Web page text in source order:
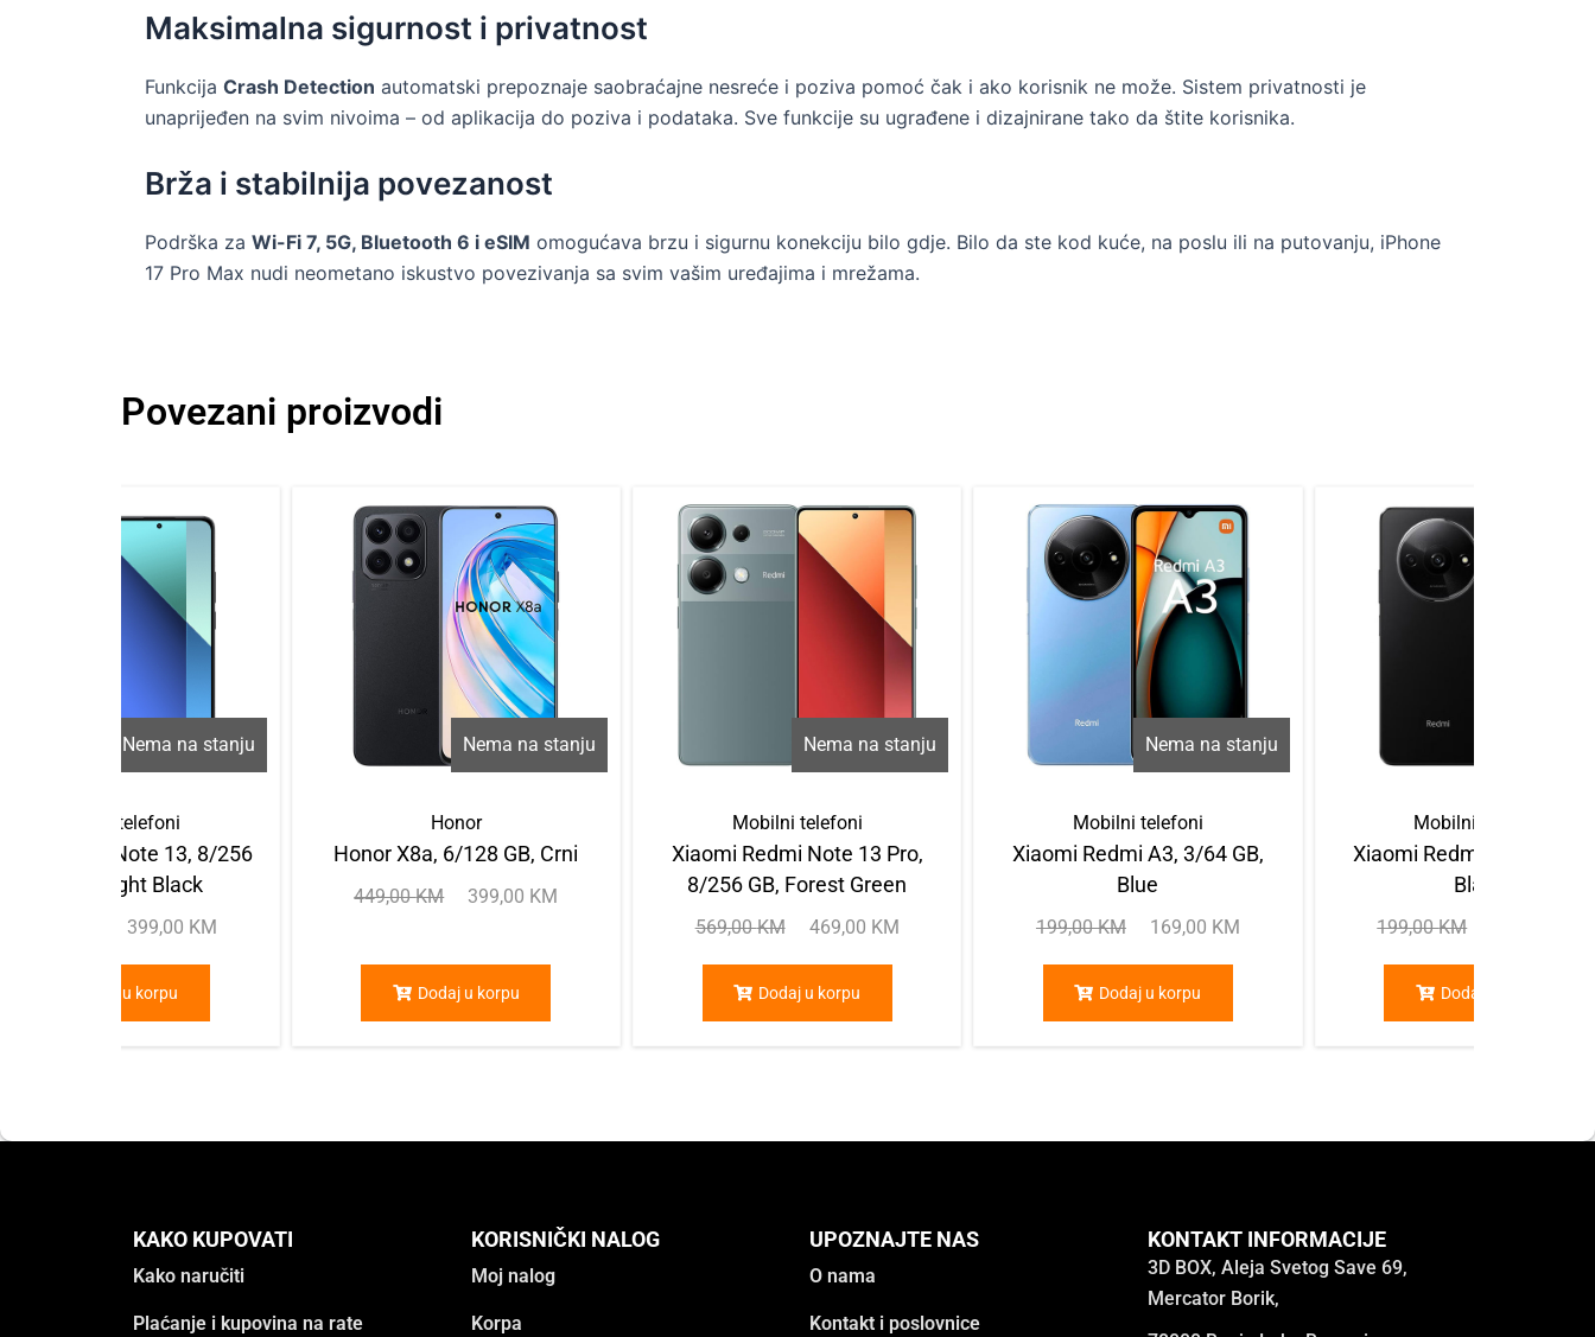
Maksimalna sigurnost i privatnost
Funkcija Crash Detection automatski prepoznaje saobraćajne nesreće i poziva pomoć čak i ako korisnik ne može. Sistem privatnosti je
unaprijeđen na svim nivoima – od aplikacija do poziva i podataka. Sve funkcije su ugrađene i dizajnirane tako da štite korisnika.
Brža i stabilnija povezanost
Podrška za Wi-Fi 7, 5G, Bluetooth 6 i eSIM omogućava brzu i sigurnu konekciju bilo gdje. Bilo da ste kod kuće, na poslu ili na putovanju, iPhone
17 Pro Max nudi neometano iskustvo povezivanja sa svim vašim uređajima i mrežama.
Povezani proizvodi
Nema na stanju
Mobilni telefoni
Redmi Note 13, 8/256
GB, Midnight Black
399,00 KM
Dodaj u korpu
Nema na stanju
Honor
Honor X8a, 6/128 GB, Crni
449,00KM 399,00 KM
Dodaj u korpu
Nema na stanju
Mobilni telefoni
Xiaomi Redmi Note 13 Pro,
8/256 GB, Forest Green
569,00KM 469,00 KM
Dodaj u korpu
Nema na stanju
Mobilni telefoni
Xiaomi Redmi A3, 3/64 GB,
Blue
199,00KM 169,00 KM
Dodaj u korpu
Mobilni telefoni
Xiaomi Redmi A3, 3/64
Black
199,00KM
Dodaj u korpu
KAKO KUPOVATI
Kako naručiti
Plaćanje i kupovina na rate
KORISNIČKI NALOG
Moj nalog
Korpa
UPOZNAJTE NAS
O nama
Kontakt i poslovnice
KONTAKT INFORMACIJE
3D BOX, Aleja Svetog Save 69,
Mercator Borik,